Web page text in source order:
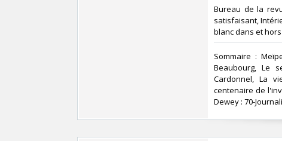
‎Bureau de la
satisfaisant,
blanc dans et
‎Sommaire :
Beaubourg, Le
Cardonnel, La
centenaire de
Dewey : 70-